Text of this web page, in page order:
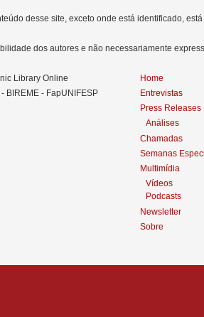
desse site, exceto onde está identificado,
dos autores e não necessariamente
Library Online
BIREME - FapUNIFESP
Home
Entrevistas
Press Releases
Análises
Chamadas
Semanas
Multimídia
Vídeos
Podcasts
Newsletter
Sobre